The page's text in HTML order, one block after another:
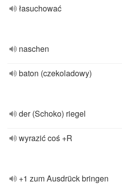
łasuchować
naschen
baton (czekoladowy)
der (Schoko) riegel
wyrazić coś +R
+1 zum Ausdrück bringen